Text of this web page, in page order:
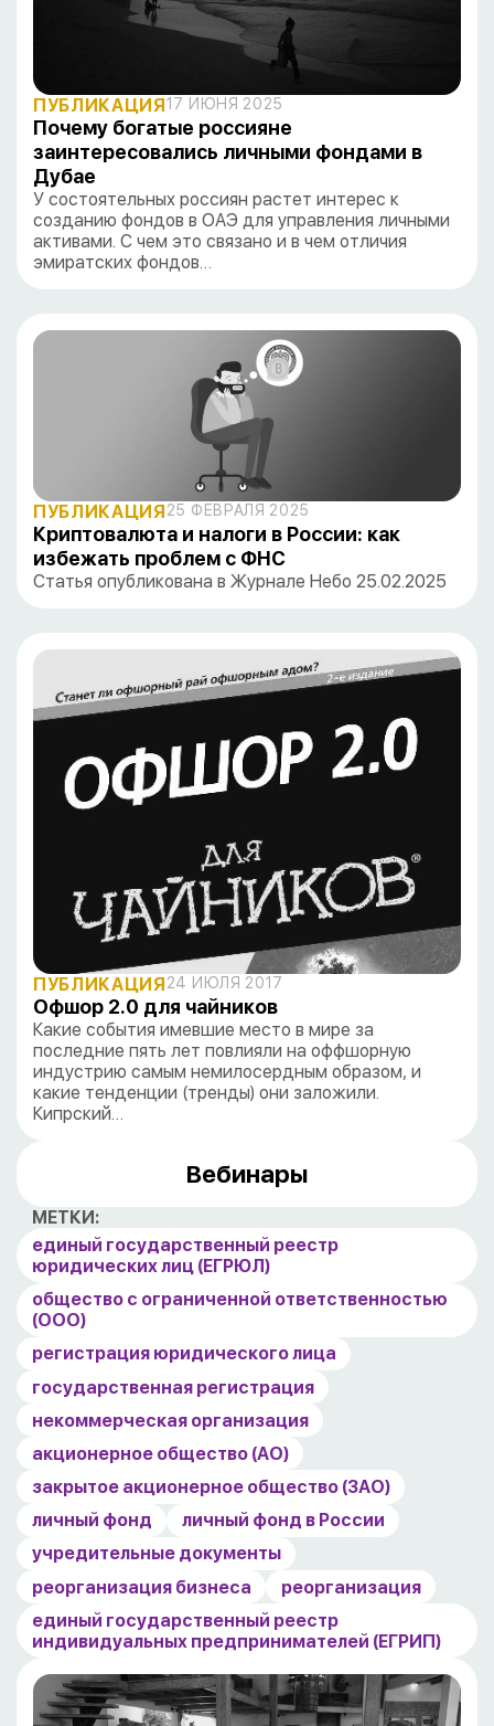
ПУБЛИКАЦИЯ 17 ИЮНЯ 2025
Почему богатые россияне
заинтересовались личными фондами в
Дубае
У состоятельных россиян растет интерес к
созданию фондов в ОАЭ для управления личными
активами. С чем это связано и в чем отличия
эмиратских фондов…
ПУБЛИКАЦИЯ 25 ФЕВРАЛЯ 2025
Криптовалюта и налоги в России: как
избежать проблем с ФНС
Статья опубликована в Журнале Небо 25.02.2025
ПУБЛИКАЦИЯ 24 ИЮЛЯ 2017
Офшор 2.0 для чайников
Какие события имевшие место в мире за
последние пять лет повлияли на оффшорную
индустрию самым немилосердным образом, и
какие тенденции (тренды) они заложили.
Кипрский…
Вебинары
МЕТКИ:
единый государственный реестр
юридических лиц (ЕГРЮЛ)
общество с ограниченной ответственностью
(ООО)
регистрация юридического лица
государственная регистрация
некоммерческая организация
акционерное общество (АО)
закрытое акционерное общество (ЗАО)
личный фонд
личный фонд в России
учредительные документы
реорганизация бизнеса
реорганизация
единый государственный реестр
индивидуальных предпринимателей (ЕГРИП)